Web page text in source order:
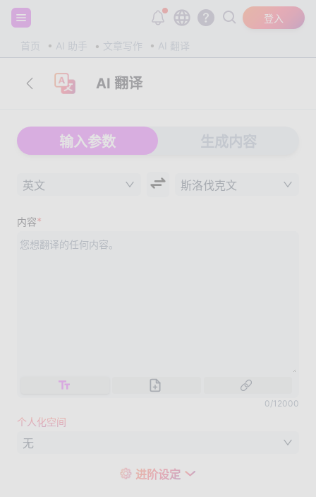
登入
首页 AI 助手 文章写作 AI 翻译
注册并获得 20,000 个免费 tokens！
AI 翻译
输入参数
英文 斯洛伐克文
内容*
0/12000
个人化空间
无
进阶设定